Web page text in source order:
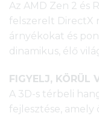
Az AMD Zen 2 és
felszerelt DirectX
árnyékokat és
dinamikus, élő
FIGYELJ, KÖRÜL
A 3D-s térbeli
fejlesztése,